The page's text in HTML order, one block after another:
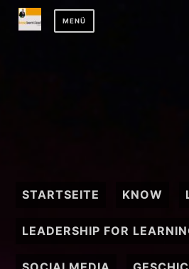
Zum
Inhalt
MENÜ
STARTSEITE KNOW
LEADERSHIP FOR